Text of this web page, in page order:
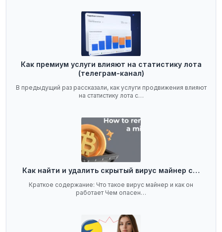
Как премиум услуги влияют на статистику лота
(телеграм-канал)
В предыдущий раз рассказали, как услуги продвижения влияют
на статистику лота с…
Как найти и удалить скрытый вирус майнер с…
Краткое содержание: Что такое вирус майнер и как он
работает Чем опасен…